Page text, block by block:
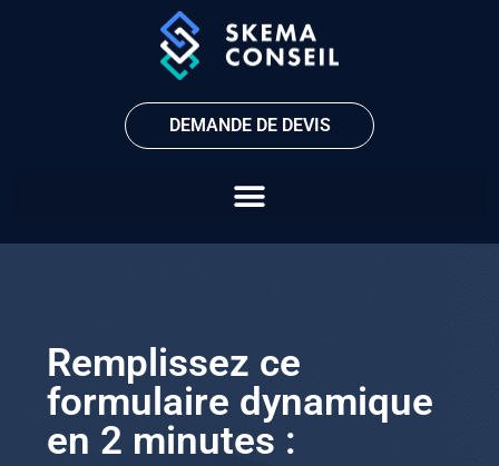
DEMANDE DE DEVIS
Remplissez ce
formulaire dynamique
en 2 minutes :